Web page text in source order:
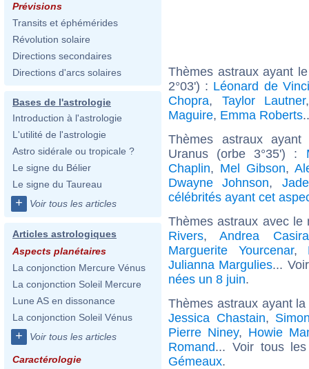
Prévisions
Transits et éphémérides
Révolution solaire
Directions secondaires
Directions d'arcs solaires
Bases de l'astrologie
Introduction à l'astrologie
L'utilité de l'astrologie
Astro sidérale ou tropicale ?
Le signe du Bélier
Le signe du Taureau
+ Voir tous les articles
Articles astrologiques
Aspects planétaires
La conjonction Mercure Vénus
La conjonction Soleil Mercure
Lune AS en dissonance
La conjonction Soleil Vénus
+ Voir tous les articles
Caractérologie
Thèmes astraux ayant
2°03') : Léonard de Vinci
Chopra, Taylor Lautner
Maguire, Emma Roberts
Thèmes astraux
Uranus (orbe 3°35') :
Chaplin, Mel Gibson,
Dwayne Johnson,
célébrités ayant cet
Thèmes astraux avec
Rivers,Andrea
Marguerite Yourcenar,
Julianna Margulies...
nées un 8 juin.
Thèmes astraux ayant
Jessica Chastain,
Pierre Niney, Howie
Romand... Voir tous
Gémeaux.